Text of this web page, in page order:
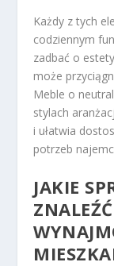
Każdy z tych
codziennym
zadbać o
może
Meble o
stylach
i ułatwia
potrzeb
JAKIE